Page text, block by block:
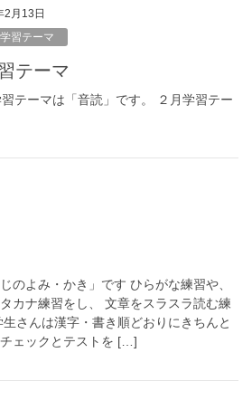
2月13日
習テーマ
習テーマ
テーマは「音読」です。 ２月学習テー
のよみ・かき」です ひらがな練習や、
カナ練習をし、 文章をスラスラ読む練
さんは漢字・書き順どおりにきちんと
ェックとテストを […]